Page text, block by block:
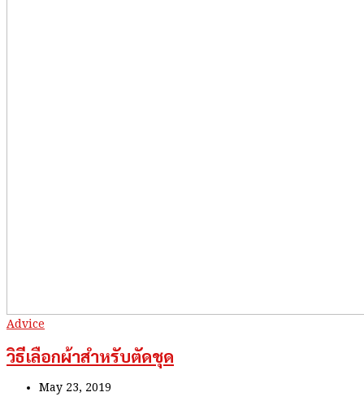
Advice
วิธีเลือกผ้าสำหรับตัดชุด
May 23, 2019